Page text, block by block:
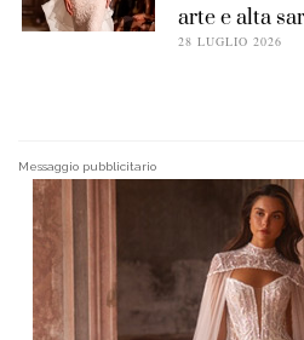
arte e alta
28 LUGLIO 2026
Messaggio pubblicitario